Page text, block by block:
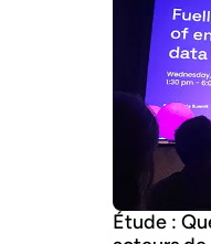
Étude :